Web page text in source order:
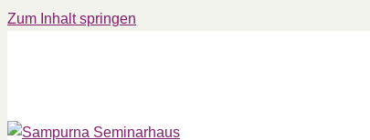
Zum Inhalt springen